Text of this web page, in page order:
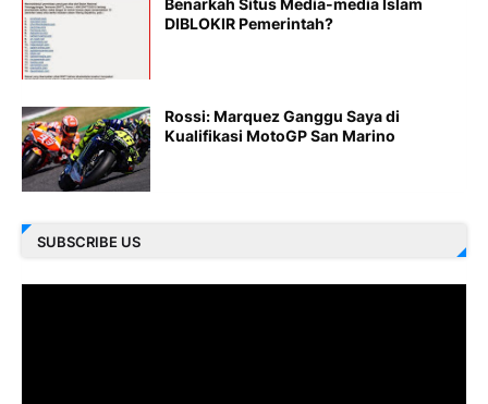
Benarkah Situs Media-media Islam
DIBLOKIR Pemerintah?
Rossi: Marquez Ganggu Saya di
Kualifikasi MotoGP San Marino
SUBSCRIBE US